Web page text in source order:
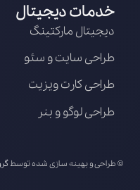
خدمات دیجیتال
دیجیتال مارکتینگ
طراحی سایت و سئو
طراحی کارت ویزیت
طراحی لوگو و بنر
© طراحی و بهینه سازی شده توسط